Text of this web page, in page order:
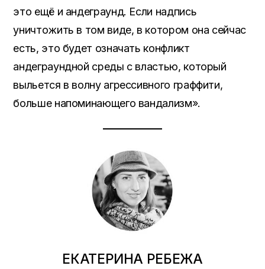
это ещё и андеграунд. Если надпись
уничтожить в том виде, в котором она сейчас
есть, это будет означать конфликт
андеграундной среды с властью, который
выльется в волну агрессивного граффити,
больше напоминающего вандализм».
ЕКАТЕРИНА РЕБЕЖА